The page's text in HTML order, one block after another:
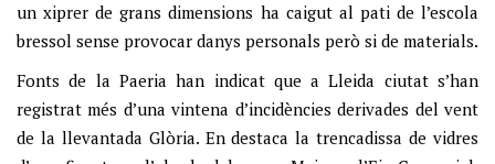
un xiprer de grans dimensions ha caigut al pati de l’escola
bressol sense provocar danys personals però si de materials.
Fonts de la Paeria han indicat que a Lleida ciutat s’han
registrat més d’una vintena d’incidències derivades del vent
de la llevantada Glòria. En destaca la trencadissa de vidres